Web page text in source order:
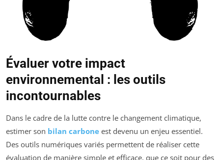
Évaluer votre impact
environnemental : les outils
incontournables
Dans le cadre de la lutte contre le changement climatique,
estimer son bilan carbone est devenu un enjeu essentiel.
Des outils numériques variés permettent de réaliser cette
évaluation de manière simple et efficace, que ce soit pour des